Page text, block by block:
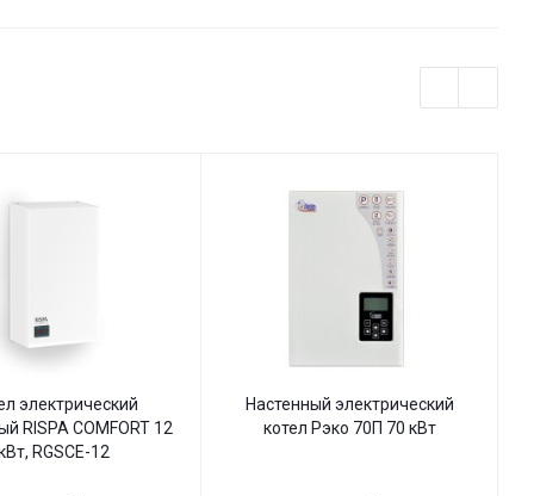
электрический
RISPA COMFORT 12
RGSCE-12
Настенный электрический
котел Рэко 70П 70 кВт